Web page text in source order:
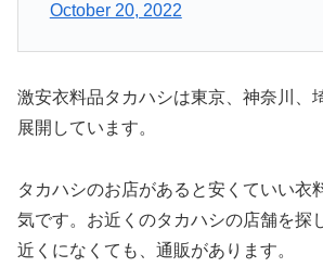
October 20, 2022
激安衣料品タカハシは東京、神奈川、
展開しています。
タカハシのお店があると安くていい衣
気です。お近くのタカハシの店舗を探
近くになくても、通販があります。